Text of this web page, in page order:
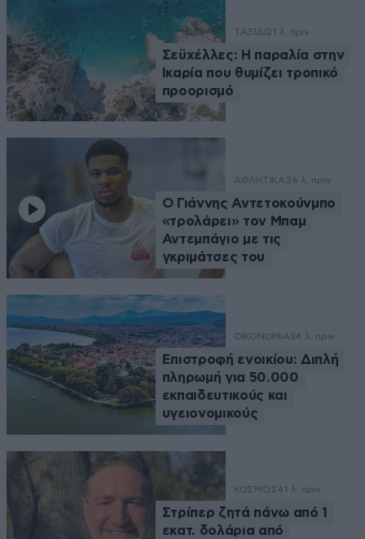
ΤΑΞΙΔΙ21 λ. πριν
Σεϋχέλλες: Η παραλία στην
Ικαρία που θυμίζει τροπικό
προορισμό
ΑΘΛΗΤΙΚΑ26 λ. πριν
Ο Γιάννης Αντετοκούνμπο
«τρολάρει» τον Μπαμ
Αντεμπάγιο με τις
γκριμάτσες του
ΟΙΚΟΝΟΜΙΑ34 λ. πριν
Επιστροφή ενοικίου: Διπλή
πληρωμή για 50.000
εκπαιδευτικούς και
υγειονομικούς
ΚΟΣΜΟΣ41 λ. πριν
Στρίπερ ζητά πάνω από 1
εκατ. δολάρια από